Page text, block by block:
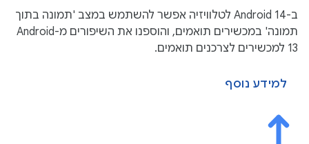
ב-Android 14 לטלוויזיה אפשר להשתמש במצב 'תמונה בתוך
תמונה' במכשירים תואמים, והוספנו את השיפורים מ-Android
13 למכשירים לצרכנים תואמים.
למידע נוסף